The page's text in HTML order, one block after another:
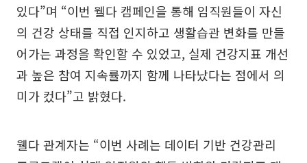
있다”며 “이번 웰다 캠페인을 통해 임직원들이 자신
의 건강 상태를 직접 인지하고 생활습관 변화를 만들
어가는 과정을 확인할 수 있었고, 실제 건강지표 개선
과 높은 참여 지속률까지 함께 나타났다는 점에서 의
미가 컸다”고 밝혔다.
웰다 관계자는 “이번 사례는 데이터 기반 건강관리